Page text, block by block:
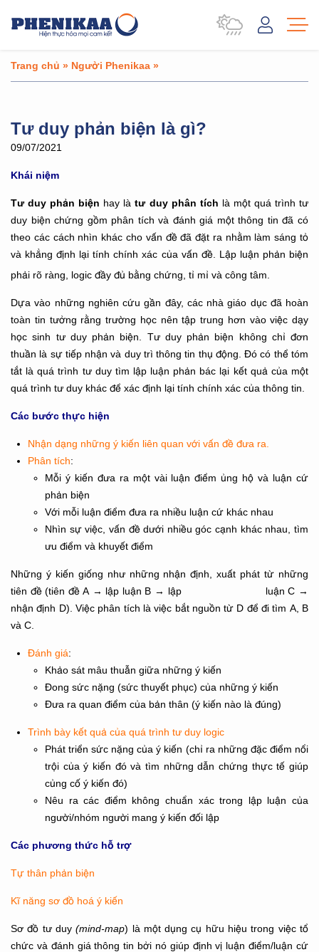
Trang chủ » Người Phenikaa »
Tư duy phản biện là gì?
09/07/2021
Khái niệm
Tư duy phản biện hay làtư duy phân tích là một quá trình tư
duy biện chứng gồm phân tích và đánh giá một thông tin đã có
theo các cách nhìn khác cho vấn đề đã đặt ra nhằm làm sáng tỏ
và khẳng định lại tính chính xác của vấn đề. Lập luận phản biện
phải rõ ràng, logic đầy đủ bằng chứng, tỉ mỉ và công tâm.
Dựa vào những nghiên cứu gần đây, các nhà giáo dục đã hoàn
toàn tin tưởng rằng trường học nên tập trung hơn vào việc dạy
học sinh tư duy phản biện. Tư duy phản biện không chỉ đơn
thuần là sự tiếp nhận và duy trì thông tin thụ động. Đó có thể tóm
tắt là quá trình tư duy tìm lập luận phản bác lại kết quả của một
quá trình tư duy khác để xác định lại tính chính xác của thông tin.
Các bước thực hiện
Nhận dạng những ý kiến liên quan với vấn đề đưa ra.
Phân tích:
Mỗi ý kiến đưa ra một vài luận điểm ủng hộ và luận cứ
phản biện
Với mỗi luận điểm đưa ra nhiều luận cứ khác nhau
Nhìn sự việc, vấn đề dưới nhiều góc cạnh khác nhau, tìm
ưu điểm và khuyết điểm
Những ý kiến giống như những nhận định, xuất phát từ những
tiên đề (tiên đề A → lập luận B → lập luận C →
nhận định D). Việc phân tích là việc bắt nguồn từ D để đi tìm A, B
và C.
Đánh giá:
Khảo sát mâu thuẫn giữa những ý kiến
Đong sức nặng (sức thuyết phục) của những ý kiến
Đưa ra quan điểm của bản thân (ý kiến nào là đúng)
Trình bày kết quả của quá trình tư duy logic
Phát triển sức nặng của ý kiến (chỉ ra những đặc điểm nổi
trội của ý kiến đó và tìm những dẫn chứng thực tế giúp
củng cố ý kiến đó)
Nêu ra các điểm không chuẩn xác trong lập luận của
người/nhóm người mang ý kiến đối lập
Các phương thức hỗ trợ
Tự thân phản biện
Kĩ năng sơ đồ hoá ý kiến
Sơ đồ tư duy(mind-map) là một dụng cụ hữu hiệu trong việc tổ
chức và đánh giá thông tin bởi nó giúp định vị luận điểm/luận cứ